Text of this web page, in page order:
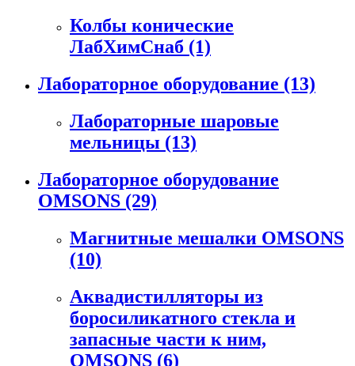
Колбы конические
ЛабХимСнаб (1)
Лабораторное оборудование (13)
Лабораторные шаровые
мельницы (13)
Лабораторное оборудование
OMSONS (29)
Магнитные мешалки OMSONS
(10)
Аквадистилляторы из
боросиликатного стекла и
запасные части к ним,
OMSONS (6)